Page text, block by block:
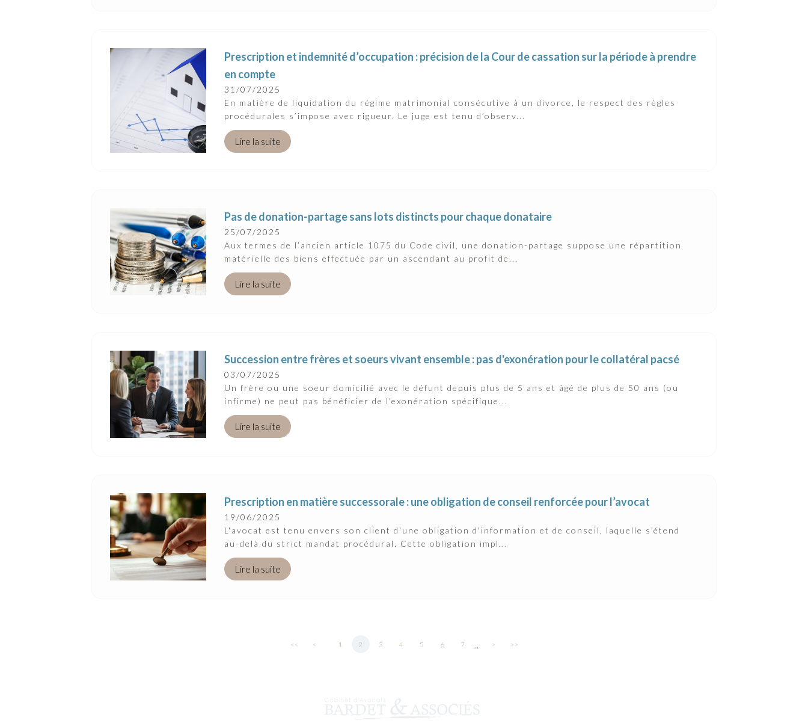
Prescription et indemnité d’occupation : précision de la Cour de cassation sur la période à prendre
en compte
31/07/2025
En matière de liquidation du régime matrimonial consécutive à un divorce, le respect des règles
procédurales s’impose avec rigueur. Le juge est tenu d’observ...
Lire la suite
Pas de donation-partage sans lots distincts pour chaque donataire
25/07/2025
Aux termes de l’ancien article 1075 du Code civil, une donation-partage suppose une répartition
matérielle des biens effectuée par un ascendant au profit de...
Lire la suite
Succession entre frères et soeurs vivant ensemble : pas d'exonération pour le collatéral pacsé
03/07/2025
Un frère ou une soeur domicilié avec le défunt depuis plus de 5 ans et âgé de plus de 50 ans (ou
infirme) ne peut pas bénéficier de l'exonération spécifique...
Lire la suite
Prescription en matière successorale : une obligation de conseil renforcée pour l’avocat
19/06/2025
L'avocat est tenu envers son client d'une obligation d'information et de conseil, laquelle s’étend
au-delà du strict mandat procédural. Cette obligation impl...
Lire la suite
<< < 1 2 3 4 5 6 7 > >>